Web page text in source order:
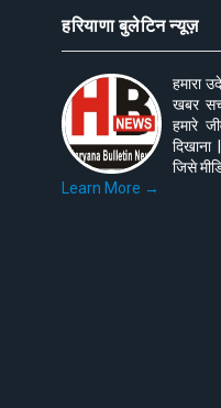
हरियाणा बुलेटिन न्यूज़
हमारा
खबर
हमारे
जिसे
Learn More →